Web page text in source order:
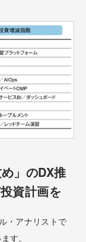
」のDX推
資計画を
・アナリストで
す。